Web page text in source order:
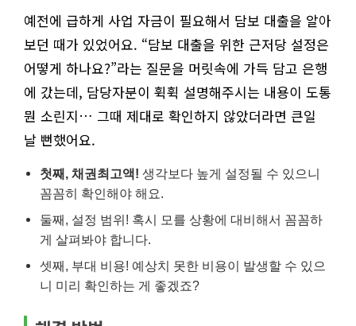
예전에 급하게 사업 자금이 필요해서 담보 대출을 알아
보던 때가 있었어요. “담보 대출을 위한 근저당 설정은
어떻게 하나요?”라는 질문을 머릿속에 가득 담고 은행
에 갔는데, 담당자분이 휙휙 설명해주시는 내용이 도통
뭔 소린지… 그때 제대로 확인하지 않았더라면 큰일
날 뻔했어요.
첫째, 채권최고액! 생각보다 높게 설정될 수 있으니
꼼꼼히 확인해야 해요.
둘째, 설정 범위! 혹시 모를 상황에 대비해서 꼼꼼하
게 살펴봐야 합니다.
셋째, 부대 비용! 예상치 못한 비용이 발생할 수 있으
니 미리 확인하는 게 좋겠죠?